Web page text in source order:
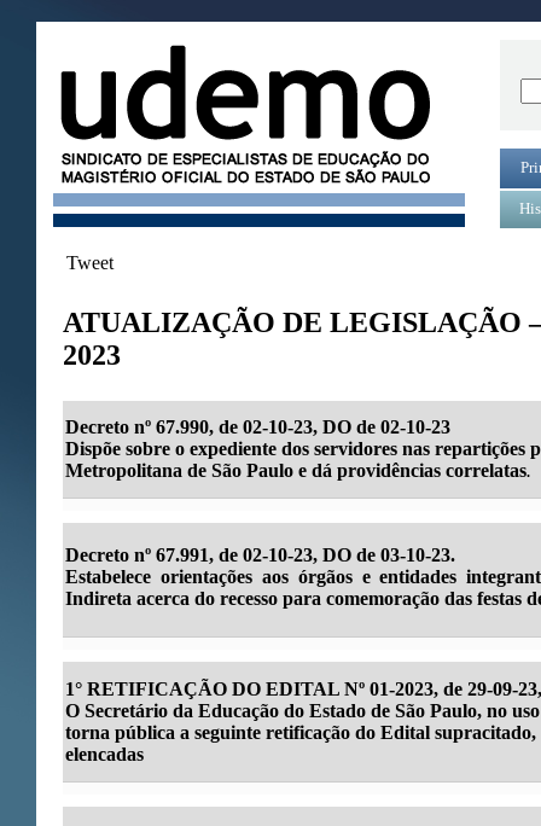
Tweet
ATUALIZAÇÃO DE LEGISLAÇÃO
2023
Decreto nº 67.990, de 02-10-23, DO de 02-10-23
Dispõe sobre o expediente dos servidores nas repartições
Metropolitana de São Paulo e dá providências correlatas.
Decreto nº 67.991, de 02-10-23, DO de 03-10-23.
Estabelece orientações aos órgãos e entidades
Indireta acerca do recesso para comemoração das festas
1° RETIFICAÇÃO DO EDITAL Nº 01-2023, de 29-09-
O Secretário da Educação do Estado de São Paulo, no
torna pública a seguinte retificação do Edital supracitado,
elencadas